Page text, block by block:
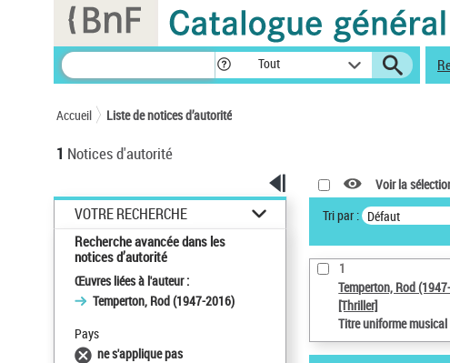
Tout
Accueil Liste de notices d’autorité
1 Notices d'autorité
VOTRE RECHERCHE
Recherche avancée dans les
notices d’autorité
Œuvres liées à l'auteur :
Temperton, Rod (1947-2016)
Pays
ne s'applique pas
Voir la
Tri par : Défaut
1
Temperton, Rod
[Thriller]
Titre uniforme musical
Panneau de gestion des cookies